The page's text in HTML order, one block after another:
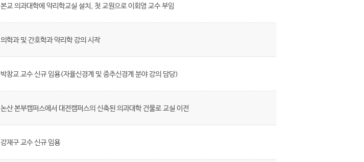
본교 의과대학에 약리학교실 설치, 첫 교원으로 이회영 교수 부임
의학과 및 간호학과 약리학 강의 시작
박창교 교수 신규 임용(자율신경계 및 중추신경계 분야 강의 담당)
논산 본부캠퍼스에서 대전캠퍼스의 신축된 의과대학 건물로 교실 이전
강재구 교수 신규 임용